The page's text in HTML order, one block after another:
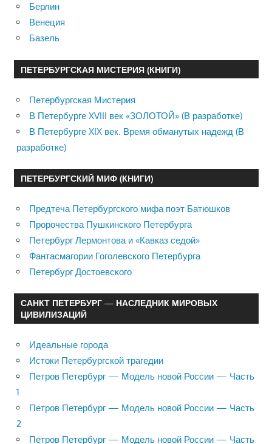
Берлин
Венеция
Базель
ПЕТЕРБУРГСКАЯ МИСТЕРИЯ (КНИГИ)
Петербургская Мистерия
В Петербурге XVIII век «ЗОЛОТОЙ» (В разработке)
В Петербурге XIX век. Время обманутых надежд (В
разработке)
ПЕТЕРБУРГСКИЙ МИФ (КНИГИ)
Предтеча Петербургского мифа поэт Батюшков
Пророчества Пушкинского Петербурга
Петербург Лермонтова и «Кавказ седой»
Фантасмагории Гоголевского Петербурга
Петербург Достоевского
САНКТ ПЕТЕРБУРГ — НАСЛЕДНИК МИРОВЫХ
ЦИВИЛИЗАЦИЙ
Идеальные города
Истоки Петербургской трагедии
Петров Петербург — Модель новой России — Часть
1
Петров Петербург — Модель новой России — Часть
2
Петров Петербург — Модель новой России — Часть